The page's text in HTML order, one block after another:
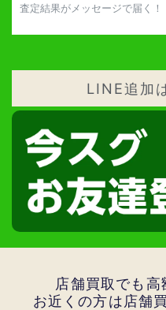
査定結果がメッセージで届く！
LINE追加
店舗買取でも高
お近くの方は店舗